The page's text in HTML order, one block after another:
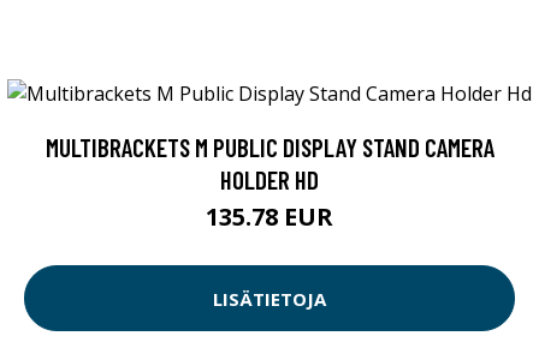
MULTIBRACKETS M PUBLIC DISPLAY STAND CAMERA
HOLDER HD
135.78 EUR
LISÄTIETOJA